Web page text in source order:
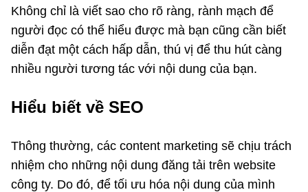
Không chỉ là viết sao cho rõ ràng, rành mạch để
người đọc có thể hiểu được mà bạn cũng cần biết
diễn đạt một cách hấp dẫn, thú vị để thu hút càng
nhiều người tương tác với nội dung của bạn.
Hiểu biết về SEO
Thông thường, các content marketing sẽ chịu trách
nhiệm cho những nội dung đăng tải trên website
công ty. Do đó, để tối ưu hóa nội dung của mình